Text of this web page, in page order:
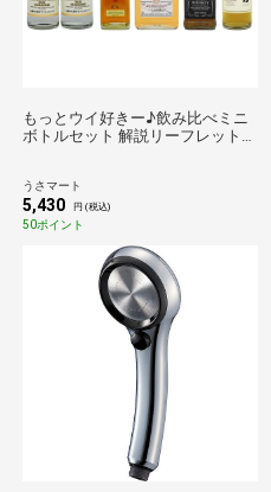
もっとウイ好きー♪飲み比べミニ
ボトルセット 解説リーフレット付
うさマート
5,430 円 (税込)
50ポイント